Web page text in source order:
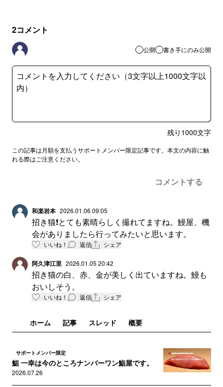
2コメント
公開 書き手にのみ公開
残り 1000文字
この記事は月額を支払うサポートメンバー限定記事です。本文の内容に触
れる際はご注意ください。
コメントする
和楽岩本 2026.01.06 09:05
招き猫❗とても素晴らしく撮れてますね。鰻屋、機
会がありましたら行ってみたいと思います。
いいね！ 返信 シェア
阿久津江里 2026.01.05 20:42
招き猫の白、赤、金が美しく出ていますね。鰻も
おいしそう。
いいね！ 返信 シェア
ホーム 記事 スレッド 概要
サポートメンバー限定
鮨 一幸は今のところナンバーワン鮨屋です。
2026.07.26